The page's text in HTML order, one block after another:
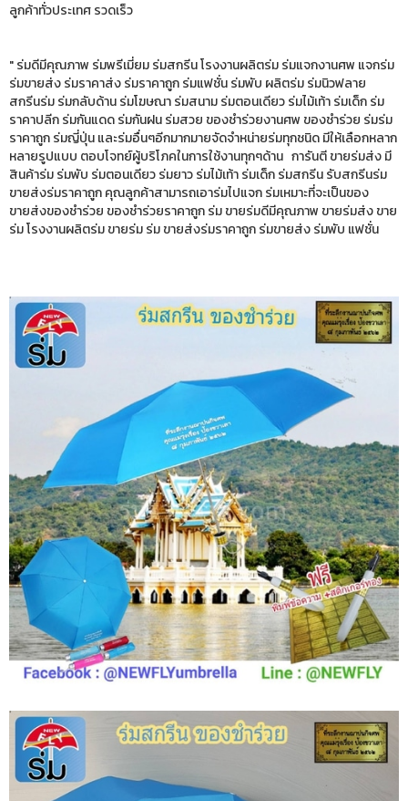
ลูกค้าทั่วประเทศ รวดเร็ว
" ร่มดีมีคุณภาพ ร่มพรีเมี่ยม ร่มสกรีน โรงงานผลิตร่ม ร่มแจกงานศพ แจกร่ม
ร่มขายส่ง ร่มราคาส่ง ร่มราคาถูก ร่มแฟชั่น ร่มพับ ผลิตร่ม ร่มนิวฟลาย
สกรีนร่ม ร่มกลับด้าน ร่มโฆษณา ร่มสนาม ร่มตอนเดียว ร่มไม้เท้า ร่มเด็ก ร่ม
ราคาปลีก ร่มกันแดด ร่มกันฝน ร่มสวย ของชำร่วยงานศพ ของชำร่วย ร่มร่ม
ราคาถูก ร่มญี่ปุ่น และร่มอื่นๆอีกมากมายจัดจำหน่ายร่มทุกชนิด มีให้เลือกหลาก
หลายรูปแบบ ตอบโจทย์ผู้บริโภคในการใช้งานทุกๆด้าน การันตี ขายร่มส่ง มี
สินค้าร่ม ร่มพับ ร่มตอนเดียว ร่มยาว ร่มไม้เท้า ร่มเด็ก ร่มสกรีน รับสกรีนร่ม
ขายส่งร่มราคาถูก คุณลูกค้าสามารถเอาร่มไปแจก ร่มเหมาะที่จะเป็นของ
ขายส่งของชำร่วย ของชำร่วยราคาถูก ร่ม ขายร่มดีมีคุณภาพ ขายร่มส่ง ขาย
ร่ม โรงงานผลิตร่ม ขายร่ม ร่ม ขายส่งร่มราคาถูก ร่มขายส่ง ร่มพับ แฟชั่น